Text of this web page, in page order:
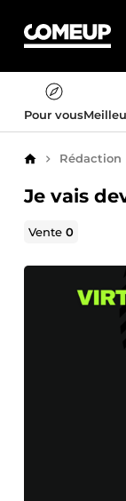
Pour vous
AccueilRédaction
Je vais
Vente0